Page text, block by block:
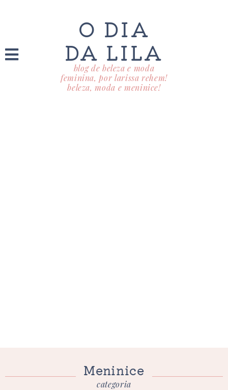
O DIA
DA LILA
blog de beleza e moda
feminina, por larissa rehem!
beleza, moda e meninice!
Meninice
categoria